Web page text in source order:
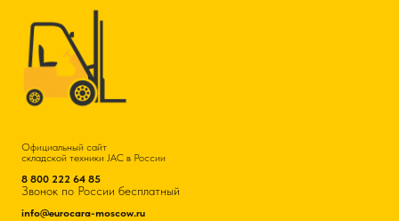
Официальный сайт
складской техники JAC в России
8 800 222 64 85
Звонок по России бесплатный
info@eurocara-moscow.ru